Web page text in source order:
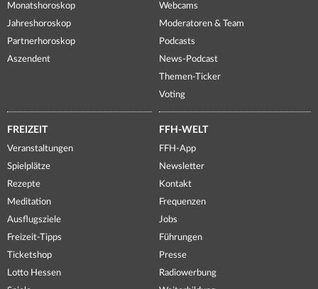
Monatshoroskop
Jahreshoroskop
Partnerhoroskop
Aszendent
Webcams
Moderatoren & Team
Podcasts
News-Podcast
Themen-Ticker
Voting
FREIZEIT
Veranstaltungen
Spielplätze
Rezepte
Meditation
Ausflugsziele
Freizeit-Tipps
Ticketshop
Lotto Hessen
FFH-WELT
FFH-App
Newsletter
Kontakt
Frequenzen
Jobs
Führungen
Presse
Radiowerbung